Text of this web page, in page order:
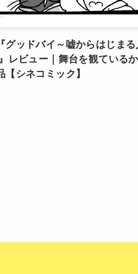
グッドバイ～嘘からはじま
レビュー｜舞台を観ている
【シネコミック】